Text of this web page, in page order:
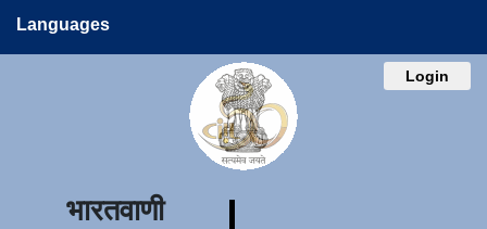
Languages
Login
भारतवाणी